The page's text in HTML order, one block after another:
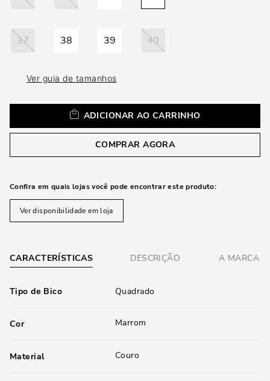
37 38 39 40
Ver guia de tamanhos
ADICIONAR AO CARRINHO
COMPRAR AGORA
Confira em quais lojas você pode encontrar este produto:
Ver disponibilidade em loja
CARACTERÍSTICAS DESCRIÇÃO A MARCA
Tipo de Bico Quadrado
Cor Marrom
Material Couro